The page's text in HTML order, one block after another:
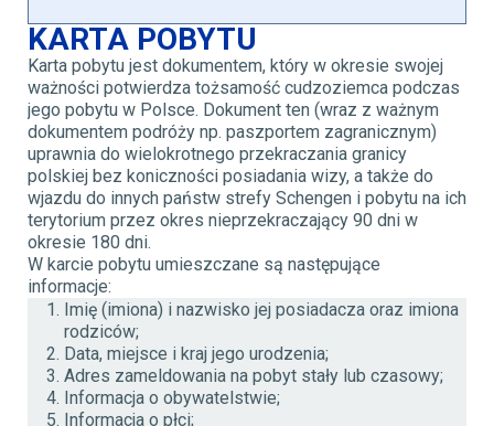
KARTA POBYTU
Karta pobytu jest dokumentem, który w okresie swojej
ważności potwierdza tożsamość cudzoziemca podczas
jego pobytu w Polsce. Dokument ten (wraz z ważnym
dokumentem podróży np. paszportem zagranicznym)
uprawnia do wielokrotnego przekraczania granicy
polskiej bez koniczności posiadania wizy, a także do
wjazdu do innych państw strefy Schengen i pobytu na ich
terytorium przez okres nieprzekraczający 90 dni w
okresie 180 dni.
W karcie pobytu umieszczane są następujące
informacje:
Imię (imiona) i nazwisko jej posiadacza oraz imiona
rodziców;
Data, miejsce i kraj jego urodzenia;
Adres zameldowania na pobyt stały lub czasowy;
Informacja o obywatelstwie;
Informacja o płci;